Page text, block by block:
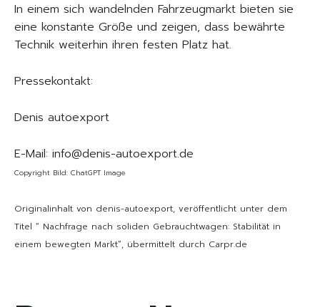
In einem sich wandelnden Fahrzeugmarkt bieten sie
eine konstante Größe und zeigen, dass bewährte
Technik weiterhin ihren festen Platz hat.
Pressekontakt:
Denis autoexport
E-Mail: info@denis-autoexport.de
Copyright Bild: ChatGPT Image
Originalinhalt von denis-autoexport, veröffentlicht unter dem
Titel “ Nachfrage nach soliden Gebrauchtwagen: Stabilität in
einem bewegten Markt“, übermittelt durch Carpr.de